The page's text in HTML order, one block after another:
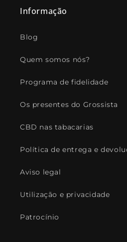
Informação
Blog
Quem somos nós?
Programa de fidelidade
Os presentes do Grossista
CBD nas tabacarias
Política de entrega e
Aviso legal
Utilização e privacidade
Patrocínio